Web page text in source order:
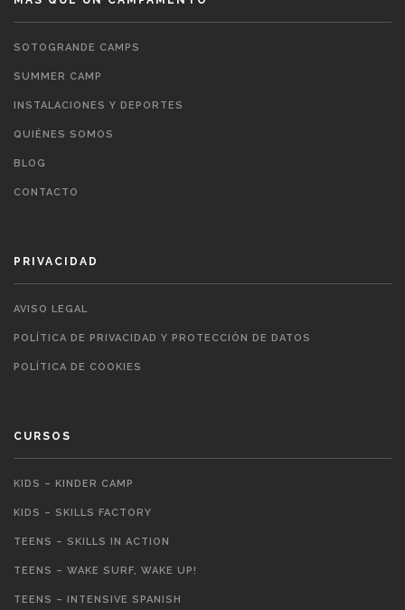
SOTOGRANDE CAMPS
SUMMER CAMP
INSTALACIONES Y DEPORTES
QUIÉNES SOMOS
BLOG
CONTACTO
PRIVACIDAD
AVISO LEGAL
POLÍTICA DE PRIVACIDAD Y PROTECCIÓN DE DATOS
POLÍTICA DE COOKIES
CURSOS
KIDS – KINDER CAMP
KIDS – SKILLS FACTORY
TEENS – SKILLS IN ACTION
TEENS – WAKE SURF, WAKE UP!
TEENS – INTENSIVE SPANISH